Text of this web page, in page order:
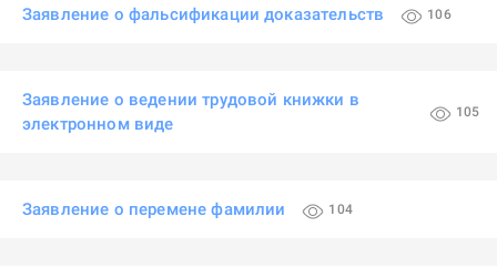
Заявление о фальсификации доказательств 106
Заявление о ведении трудовой книжки в
электронном виде
105
Заявление о перемене фамилии 104